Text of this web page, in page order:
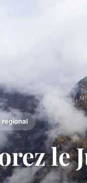
régional
le